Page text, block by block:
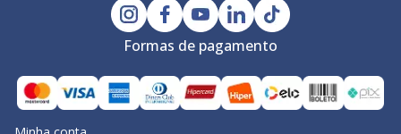
Formas de pagamento